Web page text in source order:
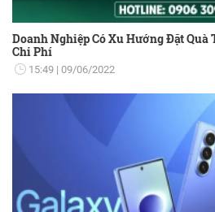
Doanh Nghiệp Có Xu Hướng Đặt
Chi Phí
15:49 09/06/2022